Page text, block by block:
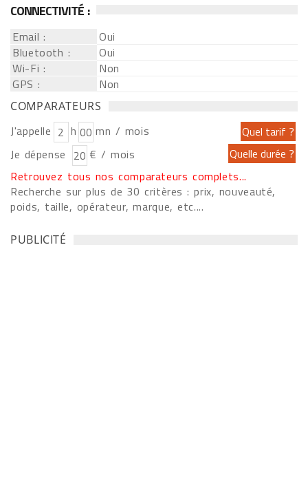
CONNECTIVITÉ :
Email :
Oui
Bluetooth :
Oui
Wi-Fi :
Non
GPS :
Non
COMPARATEURS
J'appelle h
mn / mois
Je dépense
€ / mois
Retrouvez tous nos comparateurs complets...
Recherche sur plus de 30 critères : prix, nouveauté,
poids, taille, opérateur, marque, etc....
PUBLICITÉ